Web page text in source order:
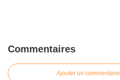
Commentaires
Ajouter un commentaire